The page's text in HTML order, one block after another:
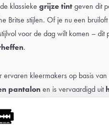
klassieke grijze tint geven dit
Britse stijlen. Of je nu een
voor de dag wilt komen – dit
.
ervaren kleermakers op basis
pantalon en is vervaardigd uit
details